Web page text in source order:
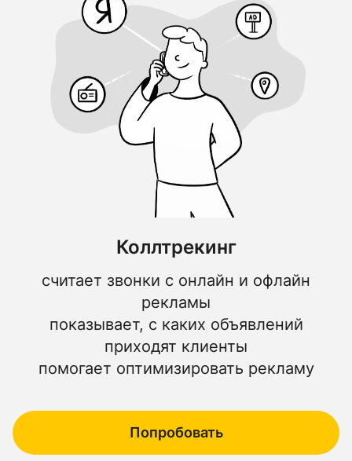
Коллтрекинг
считает звонки с онлайн и офлайн
рекламы
показывает, с каких объявлений
приходят клиенты
помогает оптимизировать рекламу
Попробовать